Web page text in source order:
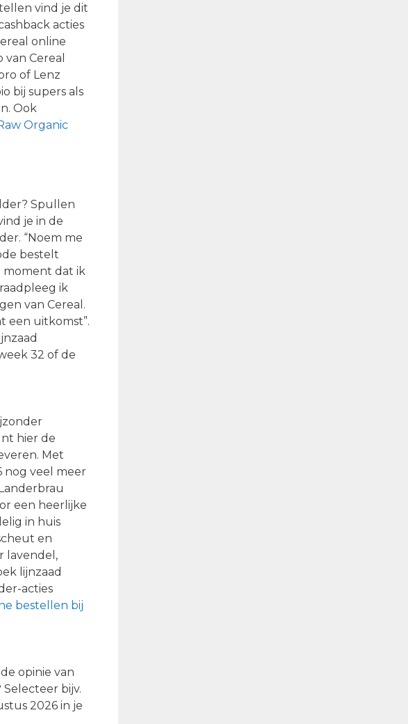
vind je dit
acties
online
Cereal
of Lenz
bij supers als
Ook
Organic
Spullen
je in de
“Noem me
bestelt
moment dat ik
ik
van Cereal.
een uitkomst”.
32 of de
hier de
Met
nog veel meer
een heerlijke
in huis
en
lavendel,
lijnzaad
acties
bestellen bij
opinie van
bijv.
2026 in je